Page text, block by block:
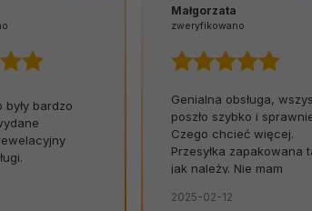
wszystko
i sprawnie.
więcej.
tak,
mam
razu widać, że
Izabela
zweryfikowano
Obsługa klienta jest
profesjonalna i
Rzetelne, wiarygodne
informacje na stronie
dotyczące produktów i
atut sklepu. 💪🔥
w tym miesiącu